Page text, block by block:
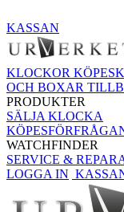
KASSAN
KLOCKOR KÖPES
OCH BOXAR
PRODUKTER
SÄLJA KLOCKA
WATCHFINDER
SERVICE &
LOGGA IN